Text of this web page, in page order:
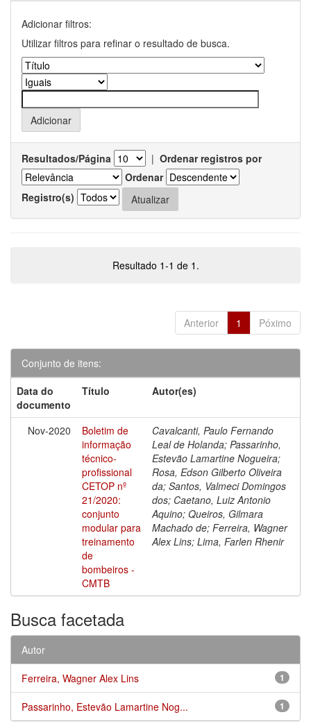
Adicionar filtros:
Utilizar filtros para refinar o resultado de busca.
Resultados/Página | Ordenar registros por
Ordenar
Registro(s)
Resultado 1-1 de 1.
Anterior 1 Póximo
Conjunto de itens:
Data do
documento
Título Autor(es)
Nov-2020
Boletim de
informação
técnico-
profissional
CETOP nº
21/2020:
conjunto
modular para
treinamento
de
bombeiros -
CMTB
Cavalcanti, Paulo Fernando
Leal de Holanda; Passarinho,
Estevão Lamartine Nogueira;
Rosa, Edson Gilberto Oliveira
da; Santos, Valmeci Domingos
dos; Caetano, Luiz Antonio
Aquino; Queiros, Gilmara
Machado de; Ferreira, Wagner
Alex Lins; Lima, Farlen Rhenir
Busca facetada
Autor
1
Ferreira, Wagner Alex Lins
1
Passarinho, Estevão Lamartine Nog...